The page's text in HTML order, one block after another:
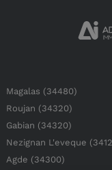
Magalas (34480)
Roujan (34320)
Gabian (34320)
Nezignan L'eveque
Agde (34300)